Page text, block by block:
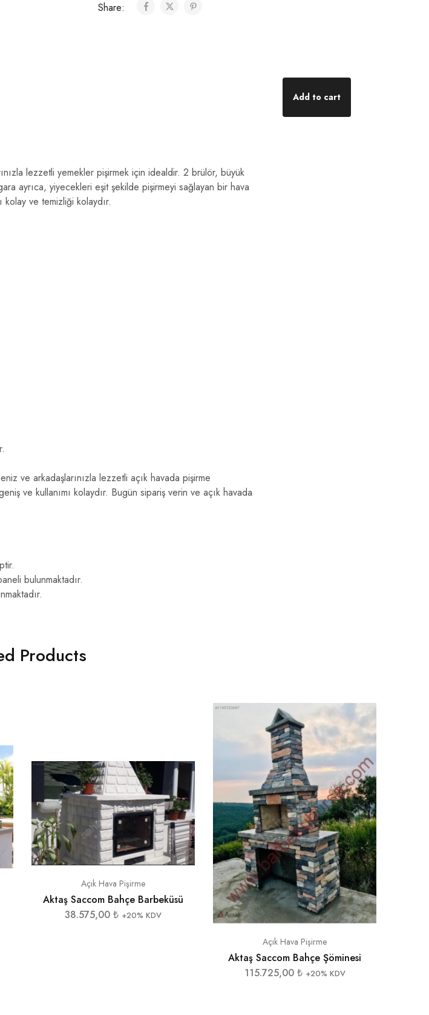
Share:
Add to cart
lezzetli yemekler pişirmek için idealdir. 2 brülör, büyük
ayrıca, yiyecekleri eşit şekilde pişirmeyi sağlayan bir hava
kolay ve temizliği kolaydır.
ve arkadaşlarınızla lezzetli açık havada pişirme
ve kullanımı kolaydır. Bugün sipariş verin ve açık havada
bulunmaktadır.
Products
Açık Hava Pişirme
Aktaş Saccom Bahçe Barbeküsü
38.575,00 ₺ +20% KDV
Açık Hava Pişirme
Aktaş Saccom Bahçe Şöminesi
115.725,00 ₺ +20% KDV